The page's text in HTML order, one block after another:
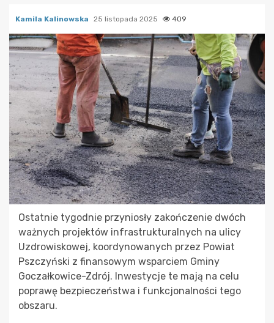
Kamila Kalinowska 25 listopada 2025 409
Ostatnie tygodnie przyniosły zakończenie dwóch
ważnych projektów infrastrukturalnych na ulicy
Uzdrowiskowej, koordynowanych przez Powiat
Pszczyński z finansowym wsparciem Gminy
Goczałkowice-Zdrój. Inwestycje te mają na celu
poprawę bezpieczeństwa i funkcjonalności tego
obszaru.